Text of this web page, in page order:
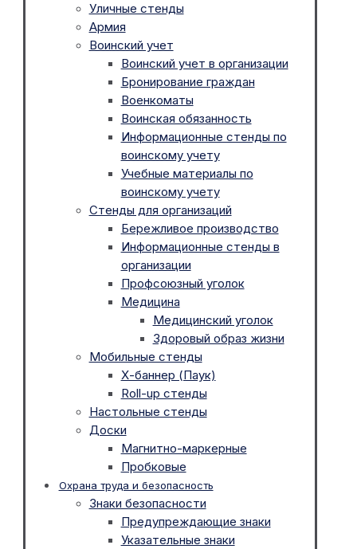
Уличные стенды
Армия
Воинский учет
Воинский учет в организации
Бронирование граждан
Военкоматы
Воинская обязанность
Информационные стенды по
воинскому учету
Учебные материалы по
воинскому учету
Стенды для организаций
Бережливое производство
Информационные стенды в
организации
Профсоюзный уголок
Медицина
Медицинский уголок
Здоровый образ жизни
Мобильные стенды
Х-баннер (Паук)
Roll-up стенды
Настольные стенды
Доски
Магнитно-маркерные
Пробковые
Охрана труда и безопасность
Знаки безопасности
Предупреждающие знаки
Указательные знаки